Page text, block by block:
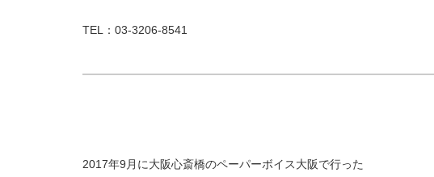
TEL：03-3206-8541
2017年9月に大阪心斎橋のペーパーボイス大阪で行った